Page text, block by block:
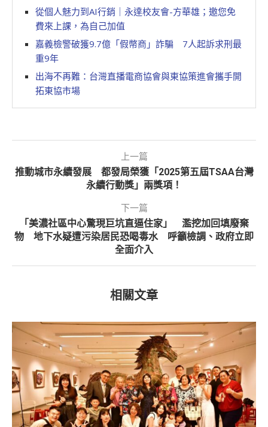
從個人魅力到AI行銷｜永達校友會-方華雄；邀您免
費來上課，為自己加值
嘉義檢警破獲9.7億「假幣商」詐騙 7人起訴求刑最
重9年
出海不再難：台灣直播電商協會與東協策進會攜手開
拓東協市場
上一篇
推動城市永續發展 都發局榮獲「2025第五屆TSAA台灣
永續行動獎」兩獎項！
下一篇
「美濃社區中心驚現巨坑直逼住家」 濫挖加回填廢棄
物 地下水疑遭污染居民恐喝毒水 呼籲檢調、政府立即
全面介入
相關文章